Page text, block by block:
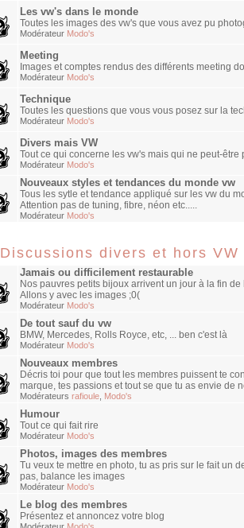
Les vw's dans le monde
Toutes les images des vw's que vous avez pu
Modérateur Modo's
Meeting
Images et comptes rendus des différents meeting
Modérateur Modo's
Technique
Toutes les questions que vous vous posez sur la
Modérateur Modo's
Divers mais VW
Tout ce qui concerne les vw's mais qui ne peut-
Modérateur Modo's
Nouveaux styles et tendances du monde vw
Tous les sytle et tendance appliqué sur les vw du
Attention pas de tuning, fibre, néon etc.....
Modérateur Modo's
Discussions divers et hors VW
Jamais ou difficilement restaurable
Nos pauvres petits bijoux arrivent un jour à la fin
Allons y avec les images ;0(
Modérateur Modo's
De tout sauf du vw
BMW, Mercedes, Rolls Royce, etc, ... ben c'est là
Modérateur Modo's
Nouveaux membres
Décris toi pour que tout les membres puissent te
marque, tes passions et tout se que tu as envie de
Modérateurs rafioule Modo's
Humour
Tout ce qui fait rire
Modérateur Modo's
Photos, images des membres
Tu veux te mettre en photo, tu as pris sur le fait un
pas, balance les images
Modérateur Modo's
Le blog des membres
Présentez et annoncez votre blog